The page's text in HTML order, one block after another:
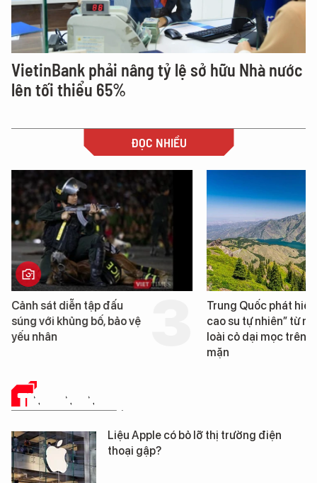
VietinBank phải nâng tỷ lệ sở hữu Nhà nước
lên tối thiểu 65%
ĐỌC NHIỀU
Cảnh sát diễn tập đấu
súng với khủng bố, bảo vệ
yếu nhân
Trung Quốc phát hiện
cao su tự nhiên” từ
loài cỏ dại mọc trên
mặn
TIN CÔNG NGHỆ
Liệu Apple có bỏ lỡ thị trường điện
thoại gập?